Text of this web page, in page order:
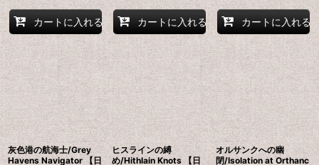
カートに入れる カートに入れる カートに入れる
灰色港の航海士/Grey
Havens Navigator 【日
ヒスラインの縛
め/Hithlain Knots 【日
オルサンクへの幽
閉/Isolation at Orthanc